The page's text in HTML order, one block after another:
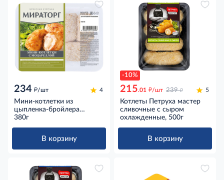
234 д/шт 4
Мини-котлетки из
цыпленка-бройлера
Мираторг с моцареллой
380г
В корзину
-10%
215.01 д/шт 239 д 5
Котлеты Петруха мастер
сливочные с сыром
охлажденные, 500г
В корзину